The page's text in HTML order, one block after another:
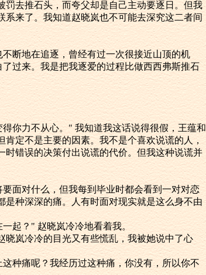
去推石头，而夸父却是自己主动要逐日。但我
来了。我知道赵晓岚也不可能去深究这二者间
地在追逐，曾经有过一次很接近山顶的机
过来。我是把我逐爱的过程比做西西弗斯推石
力不从心。" 我知道我这话说得很假，王蕴和
定不是主要的因素。我不是个喜欢说谎的人，
错误的决策付出说谎的代价。但我这种说谎并
对什么，但我每到毕业时都会看到一对对恋
是种深深的痛。人有时面对现实就是这么身不由
？" 赵晓岚冷冷地看着我。
岚冷冷的目光又有些慌乱，我被她说中了心
痛呢？我经历过这种痛，你没有，所以你不